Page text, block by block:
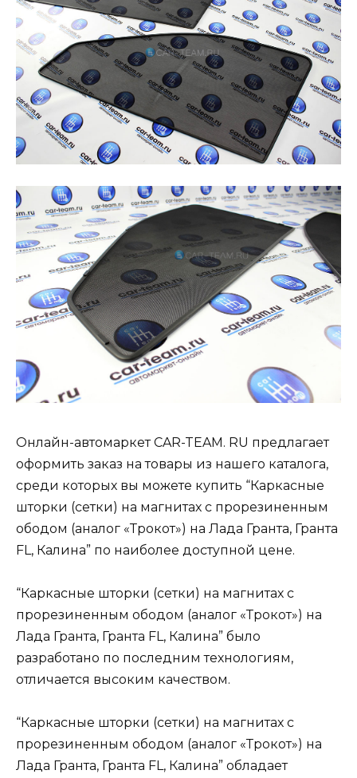
Онлайн-автомаркет CAR-TEAM. RU предлагает
оформить заказ на товары из нашего каталога,
среди которых вы можете купить “Каркасные
шторки (сетки) на магнитах с прорезиненным
ободом (аналог «Трокот») на Лада Гранта, Гранта
FL, Калина” по наиболее доступной цене.
“Каркасные шторки (сетки) на магнитах с
прорезиненным ободом (аналог «Трокот») на
Лада Гранта, Гранта FL, Калина” было
разработано по последним технологиям,
отличается высоким качеством.
“Каркасные шторки (сетки) на магнитах с
прорезиненным ободом (аналог «Трокот») на
Лада Гранта, Гранта FL, Калина” обладает